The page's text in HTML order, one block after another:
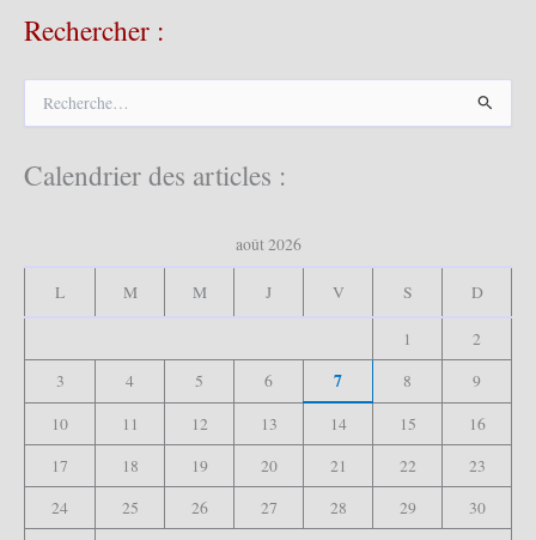
Rechercher :
e
Calendrier des articles :
août 2026
L M M J V S D
1
2
3
4 5 6 7 8
9
10
11 12 13 14 15
16
17
18 19 20 21 22
23
24
25 26 27 28 29
30